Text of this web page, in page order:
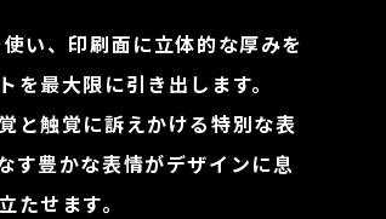
、印刷面に立体的な厚みを
最大限に引き出します。
と触覚に訴えかける特別な表
す豊かな表情がデザインに息
せます。